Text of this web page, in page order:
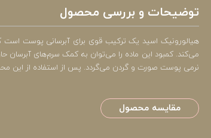
توضیحات و بررسی محصول
می‌کند. کمبود این ماده را می‌توان به کمک سرم‌های
نرمی پوست صورت و گردن می‌گردد. پس از استفاده از این
مقایسه محصول